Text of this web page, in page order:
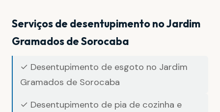
Serviços de desentupimento no Jardim
Gramados de Sorocaba
✓ Desentupimento de esgoto no Jardim
Gramados de Sorocaba
✓ Desentupimento de pia de cozinha e